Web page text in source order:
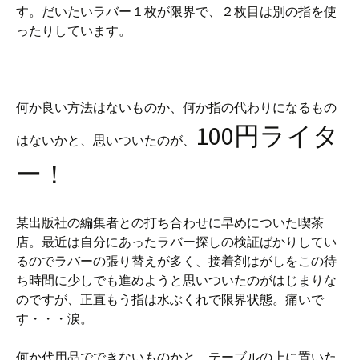
す。だいたいラバー１枚が限界で、２枚目は別の指を使
ったりしています。
何か良い方法はないものか、何か指の代わりになるもの
はないかと、思いついたのが、
100円ライタ
ー！
某出版社の編集者との打ち合わせに早めについた喫茶
店。最近は自分にあったラバー探しの検証ばかりしてい
るのでラバーの張り替えが多く、接着剤はがしをこの待
ち時間に少しでも進めようと思いついたのがはじまりな
のですが、正直もう指は水ぶくれで限界状態。痛いで
す・・・涙。